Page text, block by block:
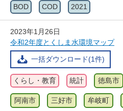
BOD COD 2021
2023年1月26日
令和2年度とくしま水環境マップ
一括ダウンロード(1件)
くらし・教育 統計 徳島市
阿南市 三好市 牟岐町